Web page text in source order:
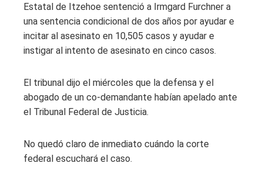
Estatal de Itzehoe sentenció a Irmgard Furchner a
una sentencia condicional de dos años por ayudar e
incitar al asesinato en 10,505 casos y ayudar e
instigar al intento de asesinato en cinco casos.
El tribunal dijo el miércoles que la defensa y el
abogado de un co-demandante habían apelado ante
el Tribunal Federal de Justicia.
No quedó claro de inmediato cuándo la corte
federal escuchará el caso.